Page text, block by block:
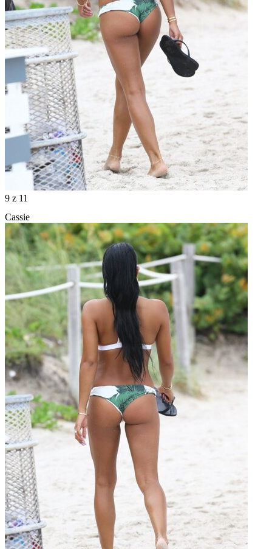
9 z 11
Cassie